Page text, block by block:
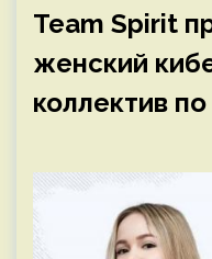
Team Spirit
женский
коллектив по